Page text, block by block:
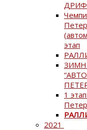
этап
1
2021